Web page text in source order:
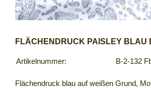
FLÄCHENDRUCK PAISLEY BLAU
Artikelnummer: B-2-132
Flächendruck blau auf weißen Grund,